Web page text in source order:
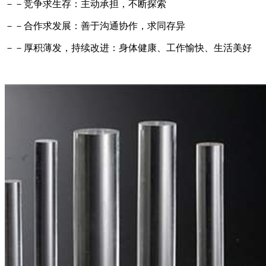
－－竞争求生存：主动承担，不断探索
－－合作求发展：善于沟通协作，求同存异
－－厚积薄发，持续改进：身体健康、工作愉快、生活美好